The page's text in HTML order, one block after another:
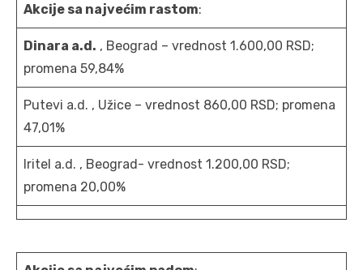
Akcije sa najvećim rastom:
Dinara a.d. , Beograd – vrednost 1.600,00 RSD;
promena 59,84%
Putevi a.d. , Užice – vrednost 860,00 RSD; promena
47,01%
Iritel a.d. , Beograd- vrednost 1.200,00 RSD;
promena 20,00%